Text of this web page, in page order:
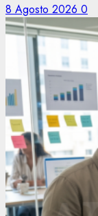
8 Agosto 2026 0